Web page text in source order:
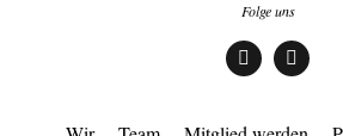
Folge uns
k m